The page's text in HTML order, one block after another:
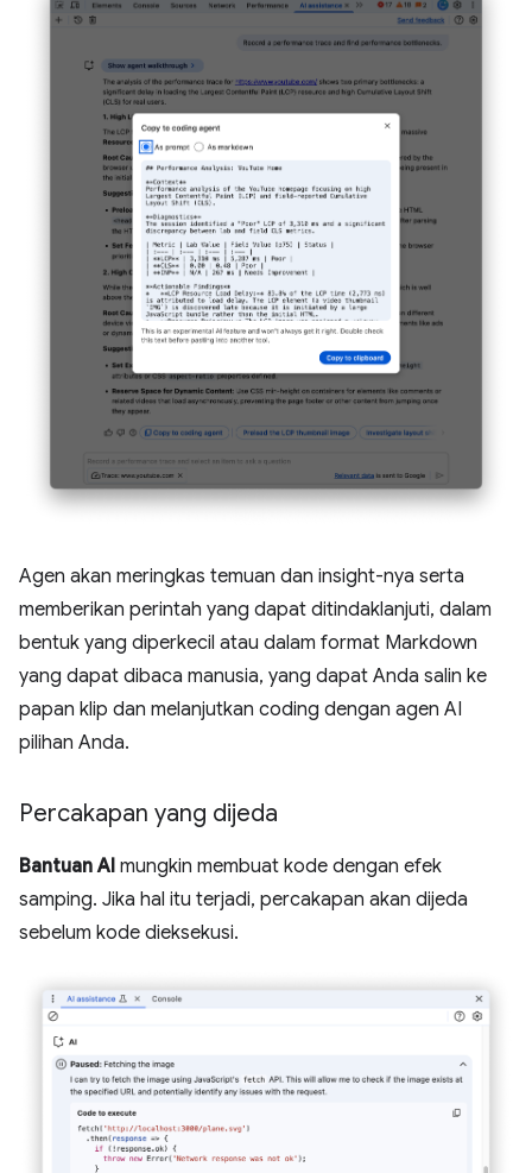
Agen akan meringkas temuan dan insight-nya serta
memberikan perintah yang dapat ditindaklanjuti, dalam
bentuk yang diperkecil atau dalam format Markdown
yang dapat dibaca manusia, yang dapat Anda salin ke
papan klip dan melanjutkan coding dengan agen AI
pilihan Anda.
Percakapan yang dijeda
Bantuan AI mungkin membuat kode dengan efek
samping. Jika hal itu terjadi, percakapan akan dijeda
sebelum kode dieksekusi.